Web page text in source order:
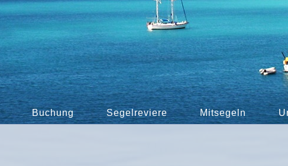
Buchung Segelreviere Mitsegeln